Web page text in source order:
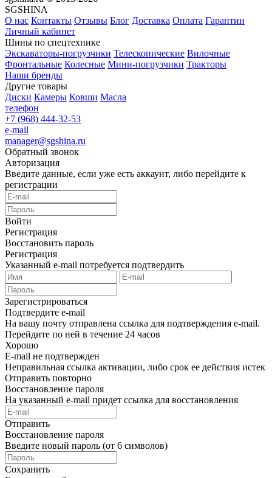
SGSHINA
О нас Контакты Отзывы Блог Доставка Оплата Гарантии
Личный кабинет
Шины по спецтехнике
Экскаваторы-погрузчики Телескопические Вилочные
Фронтальные Колесные Мини-погрузчики Тракторы
Наши бренды
Другие товары
Диски Камеры Ковши Масла
телефон
+7 (968) 444-32-53
e-mail
manager@sgshina.ru
Обратный звонок
Авторизация
Введите данные, если уже есть аккаунт, либо перейдите к
регистрации
Войти
Регистрация
Восстановить пароль
Регистрация
Указанный e-mail потребуется подтвердить
Зарегистрироваться
Подтвердите e-mail
На вашу почту отправлена ссылка для подтверждения e-mail.
Перейдите по ней в течение 24 часов
Хорошо
E-mail не подтвержден
Неправильная ссылка активации, либо срок ее действия истек
Отправить повторно
Восстановление пароля
На указанный e-mail придет ссылка для восстановления
Отправить
Восстановление пароля
Введите новый пароль (от 6 символов)
Сохранить